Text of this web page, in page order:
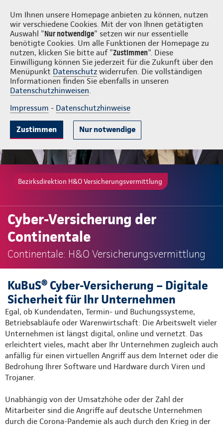
Um Ihnen unsere Homepage anbieten zu können, nutzen
wir verschiedene Cookies. Mit der von Ihnen getätigten
Auswahl "Nur notwendige" setzen wir nur essentielle
benötigte Cookies. Um alle Funktionen der Homepage zu
nutzen, klicken Sie bitte auf "Zustimmen". Diese
Einwilligung können Sie jederzeit für die Zukunft über den
Menüpunkt Datenschutz widerrufen. Die vollständigen
Informationen finden Sie ebenfalls in unseren
Datenschutzhinweisen.
Impressum - Datenschutzhinweise
Zustimmen Nur notwendige
H&O Versicherungsvermittlung Login
Gute Gründe Tarife & Leistungen Wissenswertes Beratung &
Bezirksdirektion H&O Versicherungsvermittlung
Cyber-Versicherung der
Continentale
Continentale: H&O Versicherungsvermittlung
KuBuS® Cyber-Versicherung – Digitale
Sicherheit für Ihr Unternehmen
Egal, ob Kundendaten, Termin- und Buchungssysteme,
Betriebsabläufe oder Warenwirtschaft: Die Arbeitswelt vieler
Unternehmen ist längst digital, online und vernetzt. Das
erleichtert vieles, macht aber Ihr Unternehmen zugleich auch
anfällig für einen virtuellen Angriff aus dem Internet oder die
Bedrohung Ihrer Software und Hardware durch Viren und
Trojaner.
Unabhängig von der Umsatzhöhe oder der Zahl der
Mitarbeiter sind die Angriffe auf deutsche Unternehmen
durch die Corona-Pandemie als auch durch den Krieg in der